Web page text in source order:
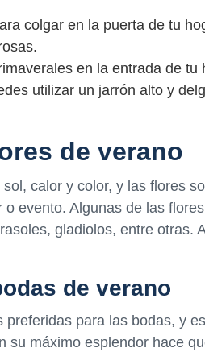
colgar en la puerta de tu
en la entrada de tu
utilizar un jarrón alto y
de verano
calor y color, y las flores
evento. Algunas de las
gladiolos, entre otras.
de verano
para las bodas, y
su máximo esplendor hace